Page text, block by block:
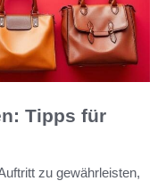
Tipps für
zu gewährleisten,